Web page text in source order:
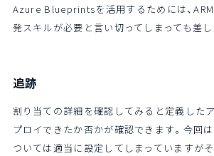
Azure Blueprintsを活用するためには、
発スキルが必要と言い切ってしまっても差し
追跡
割り当ての詳細を確認してみると定義した
プロイできたか否かが確認できます。今回
ついては適当に設定してしまっていますが